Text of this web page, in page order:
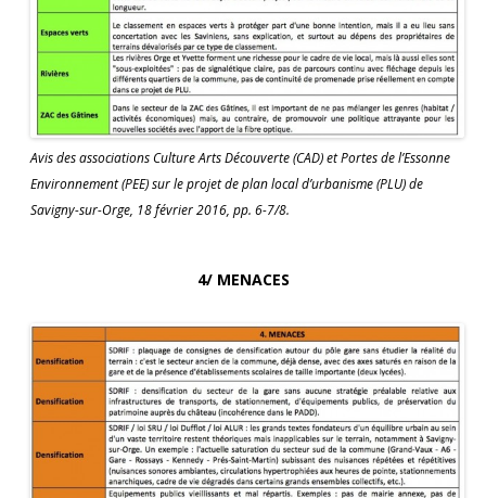
Avis des associations Culture Arts Découverte (CAD) et Portes de l’Essonne
Environnement (PEE) sur le projet de plan local d’urbanisme (PLU) de
Savigny-sur-Orge, 18 février 2016, pp. 6-7/8.
4/ MENACES